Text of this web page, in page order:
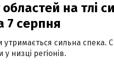
на тлі
7 серпня
сильна спека.
низці регіонів.